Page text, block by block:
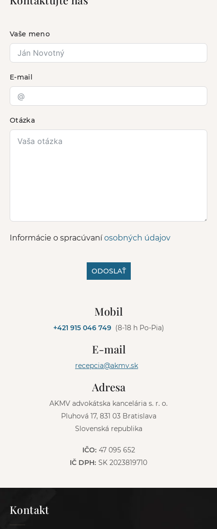
Vaše meno
E-mail
Otázka
Informácie o spracúvaníosobných údajov
ODOSLAŤ
Mobil
+421 915 046 749 (8-18 h Po-Pia)
E-mail
recepcia@akmv.sk
Adresa
AKMV advokátska kancelária s. r. o.
Pluhová 17, 831 03 Bratislava
Slovenská republika
IČO: 47 095 652
IČ DPH: SK 2023819710
Kontakt